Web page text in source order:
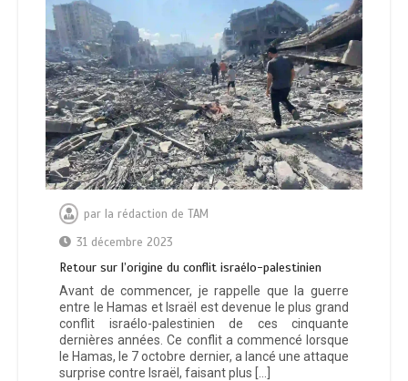
par la rédaction de TAM
31 décembre 2023
Retour sur l’origine du conflit israélo-palestinien
Avant de commencer, je rappelle que la guerre
entre le Hamas et Israël est devenue le plus grand
conflit israélo-palestinien de ces cinquante
dernières années. Ce conflit a commencé lorsque
le Hamas, le 7 octobre dernier, a lancé une attaque
surprise contre Israël, faisant plus […]